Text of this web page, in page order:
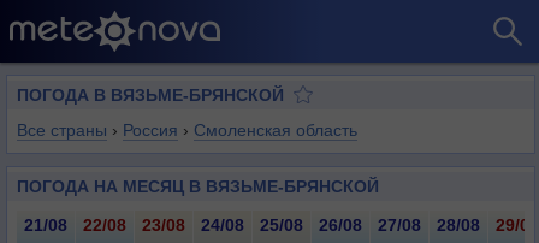
ПОГОДА В ВЯЗЬМЕ-БРЯНСКОЙ
Все страны › Россия › Смоленская область
ПОГОДА НА МЕСЯЦ В ВЯЗЬМЕ-БРЯНСКОЙ
21/08 22/08 23/08 24/08 25/08 26/08 27/08 28/08 29/08